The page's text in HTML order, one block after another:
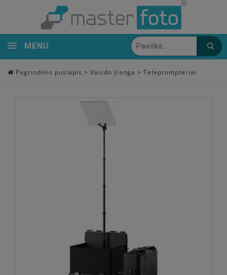
MENU
Pagrindinis puslapis > Vaizdo Įranga > Teleprompteriai